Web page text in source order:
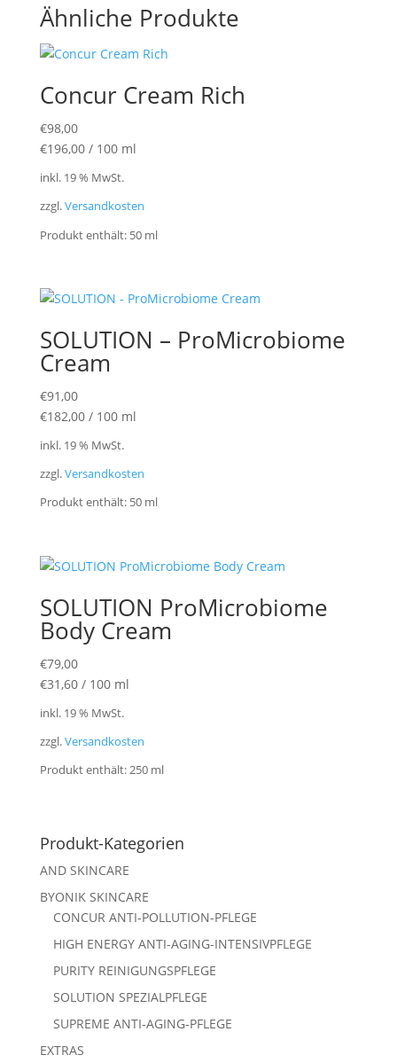
Ähnliche Produkte
Concur Cream Rich
€98,00
€196,00/ 100 ml
inkl. 19 % MwSt.
zzgl.Versandkosten
Produkt enthält: 50 ml
SOLUTION – ProMicrobiome
Cream
€91,00
€182,00/ 100 ml
inkl. 19 % MwSt.
zzgl.Versandkosten
Produkt enthält: 50 ml
SOLUTION ProMicrobiome
Body Cream
€79,00
€31,60/ 100 ml
inkl. 19 % MwSt.
zzgl.Versandkosten
Produkt enthält: 250 ml
Produkt-Kategorien
AND SKINCARE
BYONIK SKINCARE
CONCUR ANTI-POLLUTION-PFLEGE
HIGH ENERGY ANTI-AGING-INTENSIVPFLEGE
PURITY REINIGUNGSPFLEGE
SOLUTION SPEZIALPFLEGE
SUPREME ANTI-AGING-PFLEGE
EXTRAS